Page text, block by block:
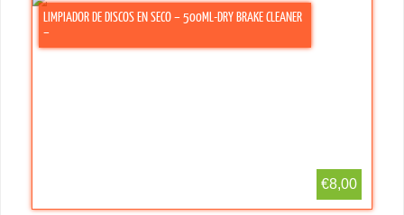
LIMPIADOR DE DISCOS EN SECO – 500ML-DRY BRAKE CLEANER
–
€8,00